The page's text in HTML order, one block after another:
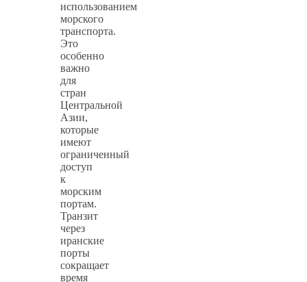
использованием
морского
транспорта.
Это
особенно
важно
для
стран
Центральной
Азии,
которые
имеют
ограниченный
доступ
к
морским
портам.
Транзит
через
иранские
порты
сокращает
время